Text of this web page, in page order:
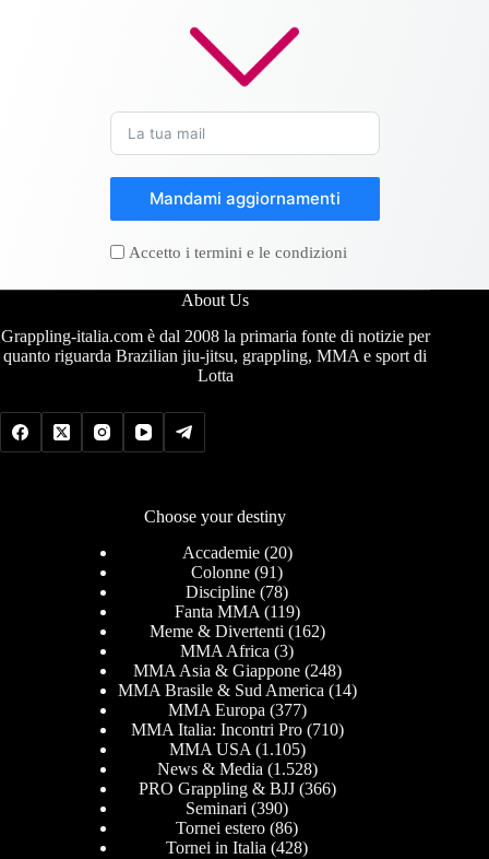
Mandami aggiornamenti
Accetto i termini e le condizioni
About Us
Grappling-italia.com è dal 2008 la primaria fonte di notizie per
quanto riguarda Brazilian jiu-jitsu, grappling, MMA e sport di
Lotta
Choose your destiny
Accademie(20)
Colonne (91)
Discipline (78)
Fanta MMA (119)
Meme & Divertenti (162)
MMA Africa (3)
MMA Asia & Giappone(248)
MMA Brasile & Sud America (14)
MMA Europa (377)
MMA Italia: Incontri Pro(710)
MMA USA (1.105)
News & Media (1.528)
PRO Grappling & BJJ(366)
Seminari (390)
Tornei estero (86)
Tornei in Italia (428)